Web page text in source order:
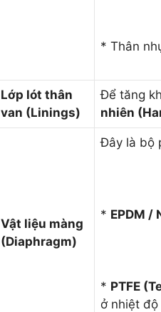
* Thân
Lớp lót thân
van (Linings)
Để tăng
nhiên
Vật liệu màng
(Diaphragm)
Đây là bộ
* EPDM /
* PTFE
ở nhiệt độ